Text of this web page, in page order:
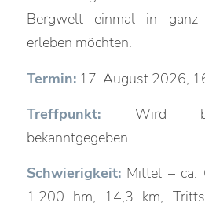
Bergwelt einmal in ganz
erleben möchten.
Termin:17. August 2026,
Treffpunkt:Wird bei
bekanntgegeben
Schwierigkeit:Mittel – ca.
1.200 hm, 14,3 km,